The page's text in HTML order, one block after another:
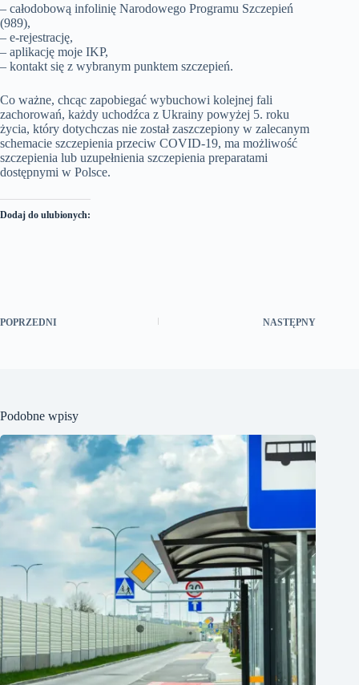
– całodobową infolinię Narodowego Programu Szczepień
(989),
– e-rejestrację,
– aplikację moje IKP,
– kontakt się z wybranym punktem szczepień.
Co ważne, chcąc zapobiegać wybuchowi kolejnej fali
zachorowań, każdy uchodźca z Ukrainy powyżej 5. roku
życia, który dotychczas nie został zaszczepiony w zalecanym
schemacie szczepienia przeciw COVID-19, ma możliwość
szczepienia lub uzupełnienia szczepienia preparatami
dostępnymi w Polsce.
Dodaj do ulubionych:
POPRZEDNI NASTĘPNY
Podobne wpisy